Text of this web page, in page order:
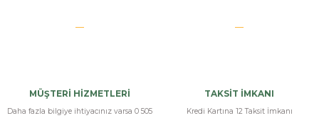
MÜŞTERİ HİZMETLERİ
Daha fazla bilgiye ihtiyacınız varsa 0 505
TAKSİT İMKANI
Kredi Kartına 12 Taksit İmkanı